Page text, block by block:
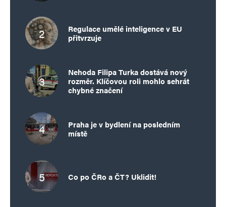
Regulace umělé inteligence v EU
přitvrzuje
Nehoda Filipa Turka dostává nový
rozměr. Klíčovou roli mohlo sehrát
chybné značení
Praha je v bydlení na posledním
místě
Co po ČRo a ČT? Uklidit!